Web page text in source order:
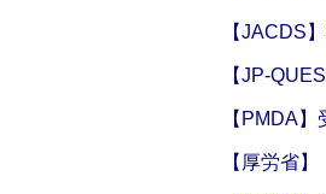
【JACDS
【JP-
【PMDA
【厚労省